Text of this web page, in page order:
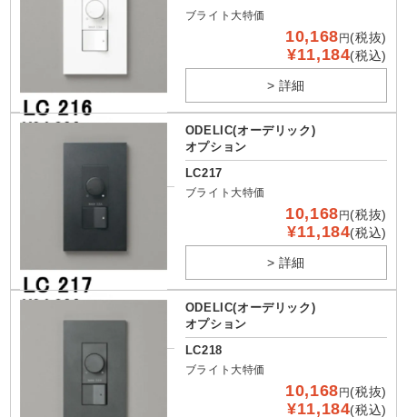
ブライト大特価
10,168 円 (税抜)
¥11,184(税込)
> 詳細
ODELIC(オーデリック)
オプション
LC217
ブライト大特価
10,168 円 (税抜)
¥11,184(税込)
> 詳細
ODELIC(オーデリック)
オプション
LC218
ブライト大特価
10,168 円 (税抜)
¥11,184(税込)